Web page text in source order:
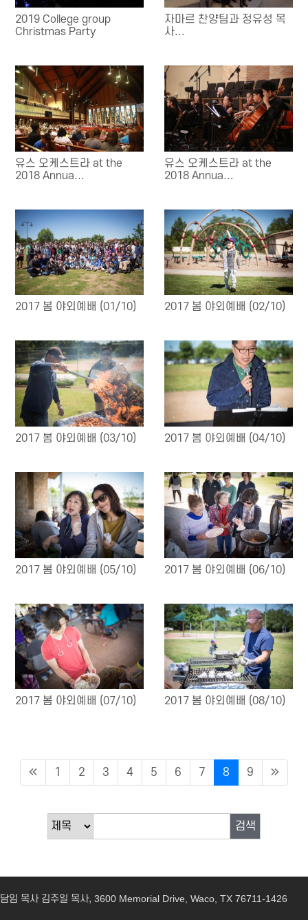
2019 College group
Christmas Party
자마르 찬양팀과 정유성 목
사...
유스 오케스트라 at the
2018 Annua...
유스 오케스트라 at the
2018 Annua...
2017 봄 야외예배 (01/10) 2017 봄 야외예배 (02/10)
2017 봄 야외예배 (03/10) 2017 봄 야외예배 (04/10)
2017 봄 야외예배 (05/10) 2017 봄 야외예배 (06/10)
2017 봄 야외예배 (07/10) 2017 봄 야외예배 (08/10)
1 2 3 4 5 6 7 8 9
검색
담임 목사 김주일 목사, 3600 Memorial Drive, Waco, TX 76711-1426